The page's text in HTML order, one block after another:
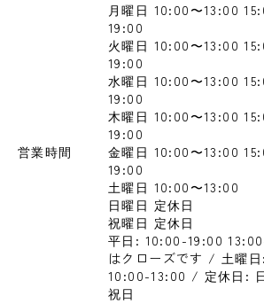
営業時間
月曜日 10:00〜13:00
19:00
火曜日 10:00〜13:00
19:00
水曜日 10:00〜13:00
19:00
木曜日 10:00〜13:00
19:00
金曜日 10:00〜13:00
19:00
土曜日 10:00〜13:00
日曜日 定休日
祝曜日 定休日
平日: 10:00-19:00
はクローズです / 土曜日:
10:00-13:00 / 定休日:
祝日